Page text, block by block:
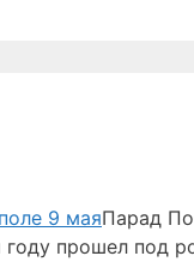
Парад
прошел под